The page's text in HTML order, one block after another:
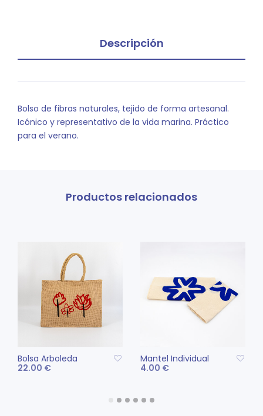
Descripción
Bolso de fibras naturales, tejido de forma artesanal.
Icónico y representativo de la vida marina. Práctico
para el verano.
Productos relacionados
Bolsa Arboleda
22.00 €
Mantel Individual
4.00 €